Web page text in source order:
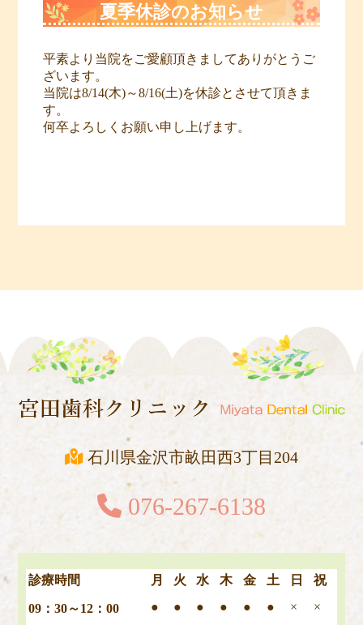
夏季休診のお知らせ
平素より当院をご愛顧頂きましてありがとうご
ざいます。
当院は8/14(木)～8/16(土)を休診とさせて頂きま
す。
何卒よろしくお願い申し上げます。
石川県金沢市畝田西3丁目204
076-267-6138
診療時間 月 火 水 木 金 土 日 祝
09：30～12：00 ● ● ● ● ● ● × ×